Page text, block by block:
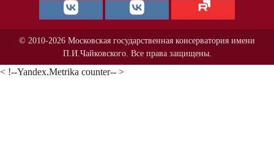
© 2010-2026 Московская государственная консерватория имени
П.И.Чайковского. Все права защищены.
< !--Yandex.Metrika counter-- >